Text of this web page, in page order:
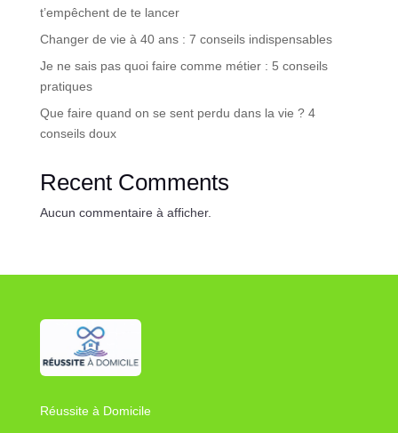
t’empêchent de te lancer
Changer de vie à 40 ans : 7 conseils indispensables
Je ne sais pas quoi faire comme métier : 5 conseils
pratiques
Que faire quand on se sent perdu dans la vie ? 4
conseils doux
Recent Comments
Aucun commentaire à afficher.
Réussite à Domicile